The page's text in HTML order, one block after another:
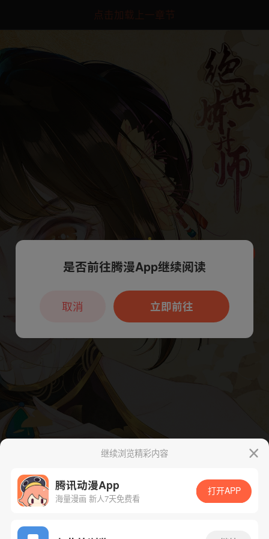
点击加载上一章节
App免费看
继续浏览精彩内容
腾讯动漫App
海量漫画 新人7天免费看
打开APP
本章节仅支持App阅读，可打开App新用
户7天免费看
是否前往腾漫App继续阅读
立即前往
取消